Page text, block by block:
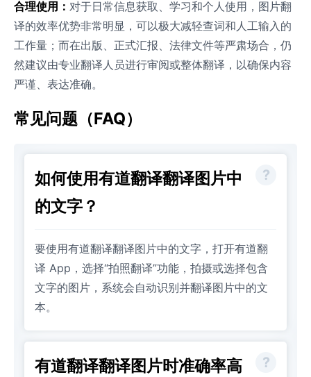
合理使用： 对于日常信息获取、学习和个人使用，图片翻
译的效率优势非常明显，可以极大减轻查词和人工输入的
工作量；而在出版、正式汇报、法律文件等严肃场合，仍
然建议由专业翻译人员进行审阅或整体翻译，以确保内容
严谨、表达准确。
常见问题（FAQ）
如何使用有道翻译翻译图片中
的文字？
要使用有道翻译翻译图片中的文字，打开有道翻
译 App，选择“拍照翻译”功能，拍摄或选择包含
文字的图片，系统会自动识别并翻译图片中的文
本。
有道翻译翻译图片时准确率高